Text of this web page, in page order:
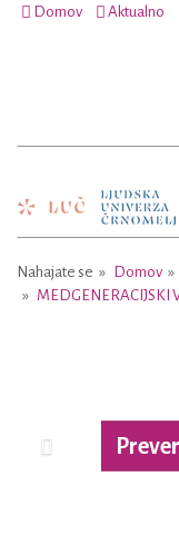
Domov Aktualno
Nahajate se Domov
MEDGENERACIJSKI